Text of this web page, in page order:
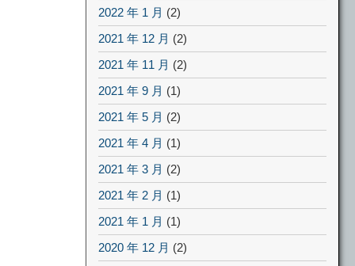
2022 年 1 月 (2)
2021 年 12 月 (2)
2021 年 11 月 (2)
2021 年 9 月 (1)
2021 年 5 月 (2)
2021 年 4 月 (1)
2021 年 3 月 (2)
2021 年 2 月 (1)
2021 年 1 月 (1)
2020 年 12 月 (2)